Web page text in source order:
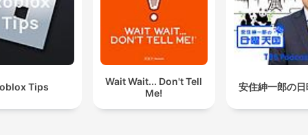
Tips
Wait Wait... Don't Tell
Me!
安住紳一郎の